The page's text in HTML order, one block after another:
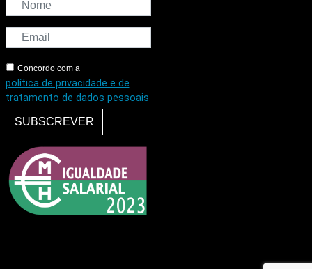
Concordo com a
política de privacidade e de
tratamento de dados pessoais
SUBSCREVER